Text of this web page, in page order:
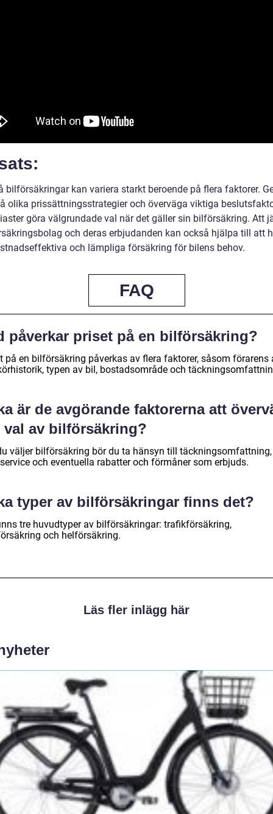
bilförsäkringar kan variera starkt beroende på flera faktorer.
olika prissättningsstrategier och överväga viktiga
göra välgrundade val när det gäller sin bilförsäkring. Att
och deras erbjudanden kan också hjälpa till att
och lämpliga försäkring för bilens behov.
FAQ
påverkar priset på en bilförsäkring?
på en bilförsäkring påverkas av flera faktorer, såsom förarens
typen av bil, bostadsområde och
är de avgörande faktorerna att
val av bilförsäkring?
väljer bilförsäkring bör du ta hänsyn till täckningsomfattning,
och eventuella rabatter och förmåner som erbjuds.
typer av bilförsäkringar finns det?
tre huvudtyper av bilförsäkringar: trafikförsäkring,
och helförsäkring.
Läs fler inlägg här